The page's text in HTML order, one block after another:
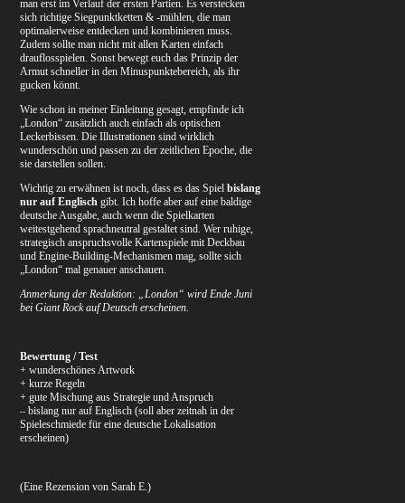
man erst im Verlauf der ersten Partien. Es verstecken
sich richtige Siegpunktketten & -mühlen, die man
optimalerweise entdecken und kombinieren muss.
Zudem sollte man nicht mit allen Karten einfach
drauflosspielen. Sonst bewegt euch das Prinzip der
Armut schneller in den Minuspunktebereich, als ihr
gucken könnt.
Wie schon in meiner Einleitung gesagt, empfinde ich
„London“ zusätzlich auch einfach als optischen
Leckerbissen. Die Illustrationen sind wirklich
wunderschön und passen zu der zeitlichen Epoche, die
sie darstellen sollen.
Wichtig zu erwähnen ist noch, dass es das Spiel bislang
nur auf Englischgibt. Ich hoffe aber auf eine baldige
deutsche Ausgabe, auch wenn die Spielkarten
weitestgehend sprachneutral gestaltet sind. Wer ruhige,
strategisch anspruchsvolle Kartenspiele mit Deckbau
und Engine-Building-Mechanismen mag, sollte sich
„London“ mal genauer anschauen.
Anmerkung der Redaktion: „London“ wird Ende Juni
bei Giant Rock auf Deutsch erscheinen.
Bewertung / Test
+ wunderschönes Artwork
+ kurze Regeln
+ gute Mischung aus Strategie und Anspruch
– bislang nur auf Englisch (soll aber zeitnah in der
Spieleschmiede für eine deutsche Lokalisation
erscheinen)
(Eine Rezension von Sarah E.)